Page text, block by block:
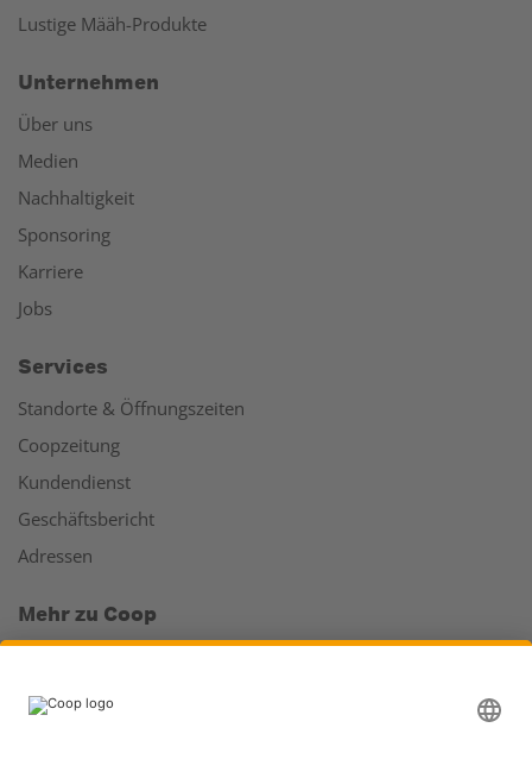
Lustige Määh-Produkte
Unternehmen
Über uns
Medien
Nachhaltigkeit
Sponsoring
Karriere
Jobs
Services
Standorte & Öffnungszeiten
Coopzeitung
Kundendienst
Geschäftsbericht
Adressen
Mehr zu Coop
Läden & Services